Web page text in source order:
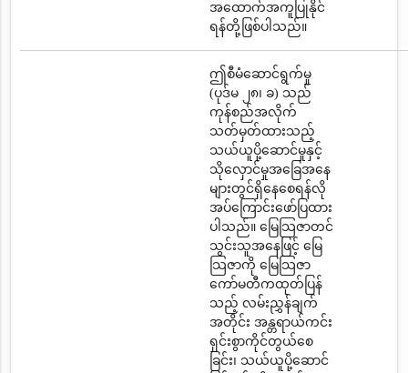
အထောက်အကူပြုနိုင်
ရန်တို့ဖြစ်ပါသည်။
ဤစီမံဆောင်ရွက်မှု
(ပုဒ်မ ၂၈၊ ခ) သည်
ကုန်စည်အလိုက်
သတ်မှတ်ထားသည့်
သယ်ယူပို့ဆောင်မှုနှင့်
သိုလှောင်မှုအခြေအနေ
များတွင်ရှိနေစေရန်လို
အပ်ကြောင်းဖော်ပြထား
ပါသည်။ မြေသြဇာတင်
သွင်းသူအနေဖြင့် မြေ
သြဇာကို မြေသြဇာ
ကော်မတီကထုတ်ပြန်
သည့် လမ်းညွှန်ချက်
အတိုင်း အန္တရာယ်ကင်း
ရှင်းစွာကိုင်တွယ်စေ
ခြင်း၊ သယ်ယူပို့ဆောင်